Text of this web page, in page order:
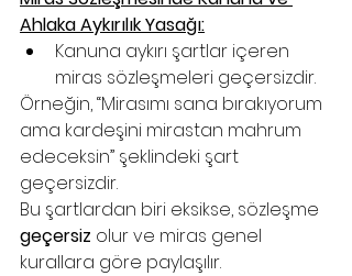
Ahlaka Aykırılık Yasağı:
Kanuna aykırı şartlar içeren
miras sözleşmeleri geçersizdir.
Örneğin, “Mirasımı sana bırakıyorum
ama kardeşini mirastan mahrum
edeceksin” şeklindeki şart
geçersizdir.
Bu şartlardan biri eksikse, sözleşme
geçersiz olur ve miras genel
kurallara göre paylaşılır.